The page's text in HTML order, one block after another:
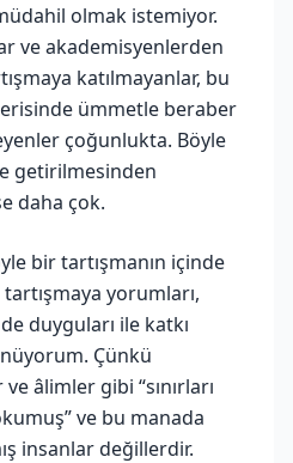
olmak istemiyor.
ve akademisyenlerden
katılmayanlar, bu
ümmetle beraber
çoğunlukta. Böyle
getirilmesinden
daha çok.
bir tartışmanın içinde
yorumları,
duyguları ile katkı
Çünkü
âlimler gibi “sınırları
ve bu manada
insanlar değillerdir.